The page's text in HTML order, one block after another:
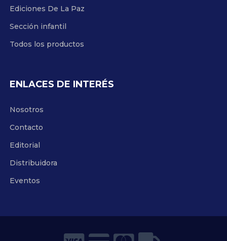
Ediciones De La Paz
Sección infantil
Todos los productos
ENLACES DE INTERÉS
Nosotros
Contacto
Editorial
Distribuidora
Eventos